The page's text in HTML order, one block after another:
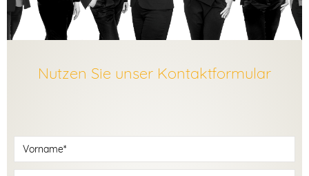
Nutzen Sie unser Kontaktformular